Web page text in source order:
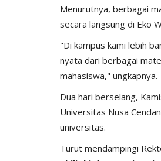
Menurutnya, berbagai
secara langsung di Eko
"Di kampus kami lebih
nyata dari berbagai
mahasiswa," ungkapnya.
Dua hari berselang,
Universitas Nusa
universitas.
Turut mendampingi